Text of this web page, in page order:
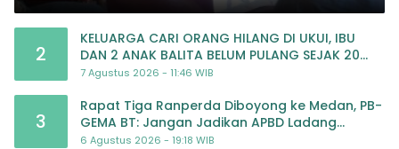
2
KELUARGA CARI ORANG HILANG DI UKUI, IBU
DAN 2 ANAK BALITA BELUM PULANG SEJAK 20
JULI 2026
7 Agustus 2026 - 11:46 WIB
3
Rapat Tiga Ranperda Diboyong ke Medan, PB-
GEMA BT: Jangan Jadikan APBD Ladang
Pembiayaan yang Tak Perlu
6 Agustus 2026 - 19:18 WIB